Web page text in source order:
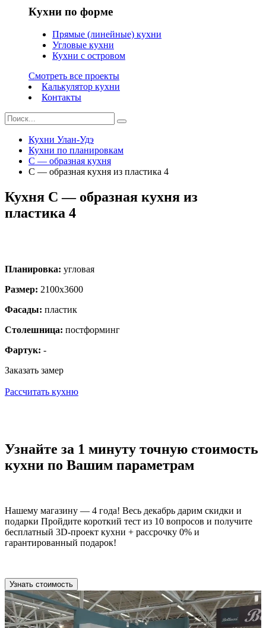
Кухни по форме
Прямые (линейные) кухни
Угловые кухни
Кухни с островом
Смотреть все проекты
Калькулятор кухни
Контакты
Кухни Улан-Удэ
Кухни по планировкам
С — образная кухня
С — образная кухня из пластика 4
Кухня С — образная кухня из
пластика 4
Планировка: угловая
Размер: 2100х3600
Фасады: пластик
Столешница: постформинг
Фартук: -
Заказать замер
Рассчитать кухню
Узнайте за 1 минуту точную стоимость
кухни по Вашим параметрам
Нашему магазину — 4 года! Весь декабрь дарим скидки и
подарки Пройдите короткий тест из 10 вопросов и получите
бесплатный 3D-проект кухни + рассрочку 0% и
гарантированный подарок!
Узнать стоимость